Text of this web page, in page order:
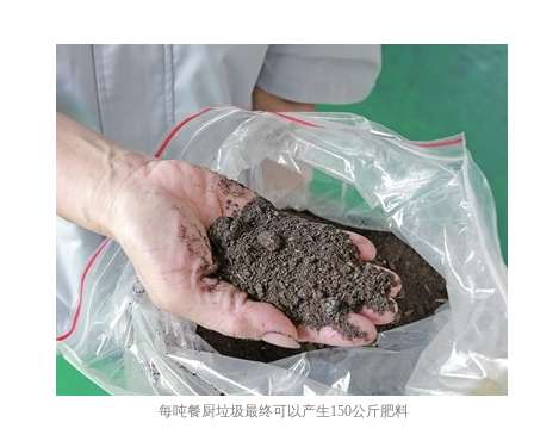
每吨餐厨垃圾最终可以产生150公斤肥料